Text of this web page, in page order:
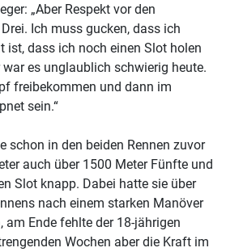
„Aber Respekt vor den
Ich muss gucken, dass ich
ist, dass ich noch einen Slot holen
es unglaublich schwierig heute.
freibekommen und dann im
sein.“
schon in den beiden Rennen zuvor
auch über 1500 Meter Fünfte und
Slot knapp. Dabei hatte sie über
nach einem starken Manöver
am Ende fehlte der 18-jährigen
Wochen aber die Kraft im